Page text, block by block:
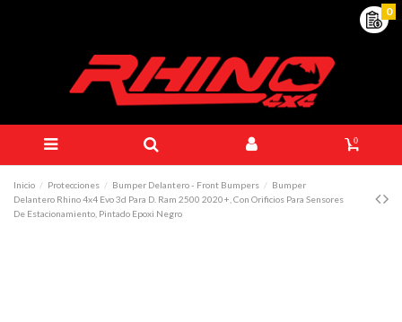
0
0
Inicio Protecciones Bumper Delantero - Front Bumpers
Bumper
Delantero Rhino 4x4 Evo 3d Para D. Ram 2500 2020+, Con Orificios Para Sensores
De Estacionamiento, Pintado Epoxi Negro